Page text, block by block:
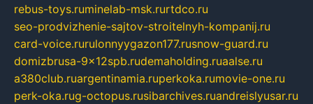
rebus-toys.ruminelab-msk.rurtdco.ru
seo-prodvizhenie-sajtov-stroitelnyh-kompanij.ru
card-voice.rurulonnyygazon177.rusnow-guard.ru
domizbrusa-9x12spb.rudemaholding.ruaalse.ru
a380club.ruargentinamia.ruperkoka.rumovie-one.ru
perk-oka.rug-octopus.rusibarchives.ruandreislyusar.ru